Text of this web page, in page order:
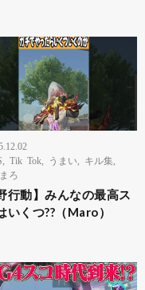
Tik Tok うまい キル集
ろ
行動】みんなの最高ス
いくつ??（Maro）